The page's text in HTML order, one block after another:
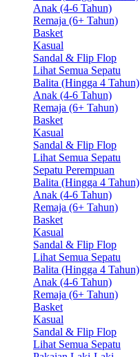
Anak (4-6 Tahun)
Remaja (6+ Tahun)
Basket
Kasual
Sandal & Flip Flop
Lihat Semua Sepatu
Balita (Hingga 4 Tahun)
Anak (4-6 Tahun)
Remaja (6+ Tahun)
Basket
Kasual
Sandal & Flip Flop
Lihat Semua Sepatu
Sepatu Perempuan
Balita (Hingga 4 Tahun)
Anak (4-6 Tahun)
Remaja (6+ Tahun)
Basket
Kasual
Sandal & Flip Flop
Lihat Semua Sepatu
Balita (Hingga 4 Tahun)
Anak (4-6 Tahun)
Remaja (6+ Tahun)
Basket
Kasual
Sandal & Flip Flop
Lihat Semua Sepatu